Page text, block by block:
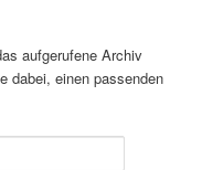
aufgerufene Archiv
dabei, einen passenden